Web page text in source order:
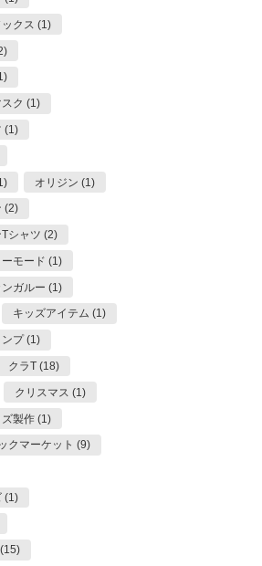
クス (1)
ク (1)
(1)
オリジン (1)
(2)
シャツ (2)
ーモード (1)
ンガルー (1)
キッズアイテム (1)
ンプ (1)
クラT (18)
クリスマス (1)
ズ製作 (1)
クマーケット (9)
(1)